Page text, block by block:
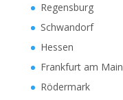
Regensburg
Schwandorf
Hessen
Frankfurt am Main
Rödermark